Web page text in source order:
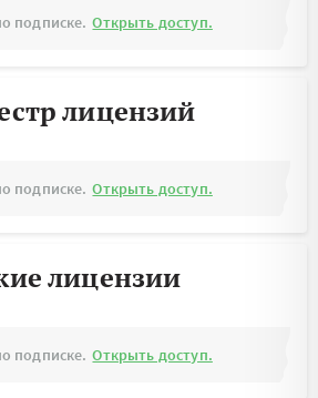
подписке. Открыть доступ.
лицензий
подписке. Открыть доступ.
лицензии
подписке. Открыть доступ.